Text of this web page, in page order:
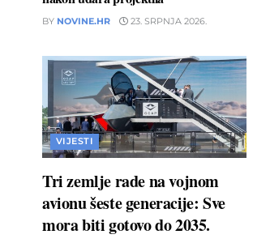
BY NOVINE.HR 23. SRPNJA 2026.
VIJESTI
Tri zemlje rade na vojnom
avionu šeste generacije: Sve
mora biti gotovo do 2035.